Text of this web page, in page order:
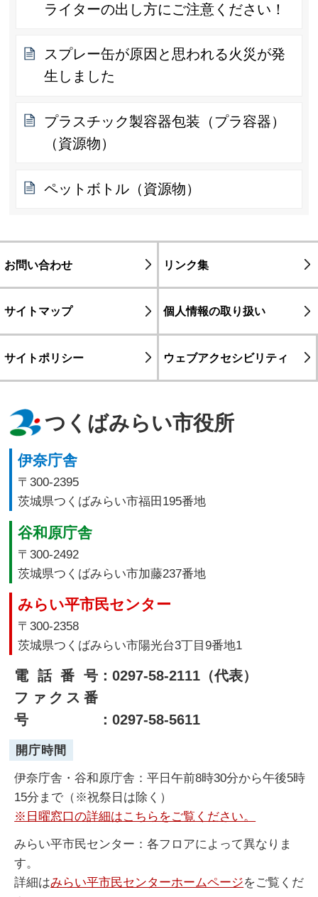
ライターの出し方にご注意ください！
スプレー缶が原因と思われる火災が発
生しました
プラスチック製容器包装（プラ容器）
（資源物）
ペットボトル（資源物）
お問い合わせ リンク集
サイトマップ 個人情報の取り扱い
サイトポリシー ウェブアクセシビリティ
つくばみらい市役所
伊奈庁舎
〒300-2395
茨城県つくばみらい市福田195番地
谷和原庁舎
〒300-2492
茨城県つくばみらい市加藤237番地
みらい平市民センター
〒300-2358
茨城県つくばみらい市陽光台3丁目9番地1
電話番号：0297-58-2111（代表）
ファクス番
号
：0297-58-5611
開庁時間
伊奈庁舎・谷和原庁舎：平日午前8時30分から午後5時
15分まで（※祝祭日は除く）
※日曜窓口の詳細はこちらをご覧ください。
みらい平市民センター：各フロアによって異なりま
す。
詳細はみらい平市民センターホームページをご覧くだ